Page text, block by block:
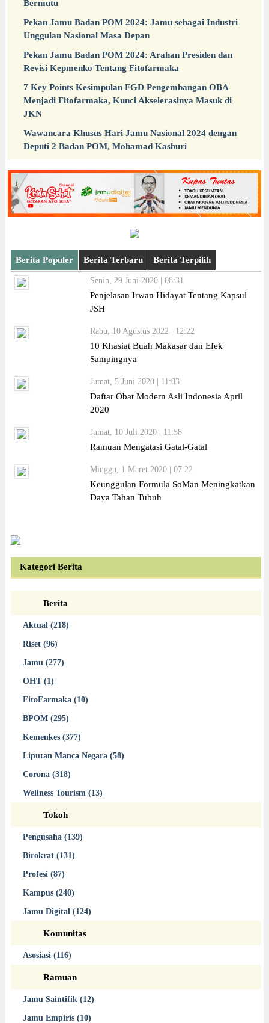
Bermutu
Pekan Jamu Badan POM 2024: Jamu sebagai Industri
Unggulan Nasional Masa Depan
Pekan Jamu Badan POM 2024: Arahan Presiden dan
Revisi Kepmenko Tentang Fitofarmaka
7 Key Points Kesimpulan FGD Pengembangan OBA
Menjadi Fitofarmaka, Kunci Akselerasinya Masuk di
JKN
Wawancara Khusus Hari Jamu Nasional 2024 dengan
Deputi 2 Badan POM, Mohamad Kashuri
Berita Populer Berita Terbaru Berita Terpilih
Senin, 29 Juni 2020 | 08:31
Penjelasan Irwan Hidayat Tentang Kapsul
JSH
Rabu, 10 Agustus 2022 | 12:22
10 Khasiat Buah Makasar dan Efek
Sampingnya
Jumat, 5 Juni 2020 | 11:03
Daftar Obat Modern Asli Indonesia April
2020
Jumat, 10 Juli 2020 | 11:58
Ramuan Mengatasi Gatal-Gatal
Minggu, 1 Maret 2020 | 07:22
Keunggulan Formula SoMan Meningkatkan
Daya Tahan Tubuh
Kategori Berita
Berita
Aktual (218)
Riset (96)
Jamu (277)
OHT (1)
FitoFarmaka (10)
BPOM (295)
Kemenkes (377)
Liputan Manca Negara (58)
Corona (318)
Wellness Tourism (13)
Tokoh
Pengusaha (139)
Birokrat (131)
Profesi (87)
Kampus (240)
Jamu Digital (124)
Komunitas
Asosiasi (116)
Ramuan
Jamu Saintifik (12)
Jamu Empiris (10)